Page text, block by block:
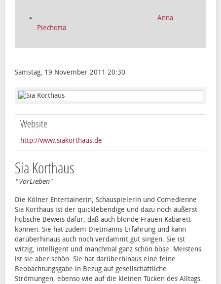
Anna
Piechotta
Samstag, 19 November 2011 20:30
Website
http://www.siakorthaus.de
Sia Korthaus
"VorLieben"
Die Kölner Entertainerin, Schauspielerin und Comedienne
Sia Korthaus ist der quicklebendige und dazu noch äußerst
hübsche Beweis dafür, daß auch blonde Frauen Kabarett
können. Sie hat zudem Dietmanns-Erfahrung und kann
darüberhinaus auch noch verdammt gut singen. Sie ist
witzig, intelligent und manchmal ganz schön böse. Meistens
ist sie aber schön. Sie hat darüberhinaus eine feine
Beobachtungsgabe in Bezug auf gesellschaftliche
Strömungen, ebenso wie auf die kleinen Tücken des Alltags.